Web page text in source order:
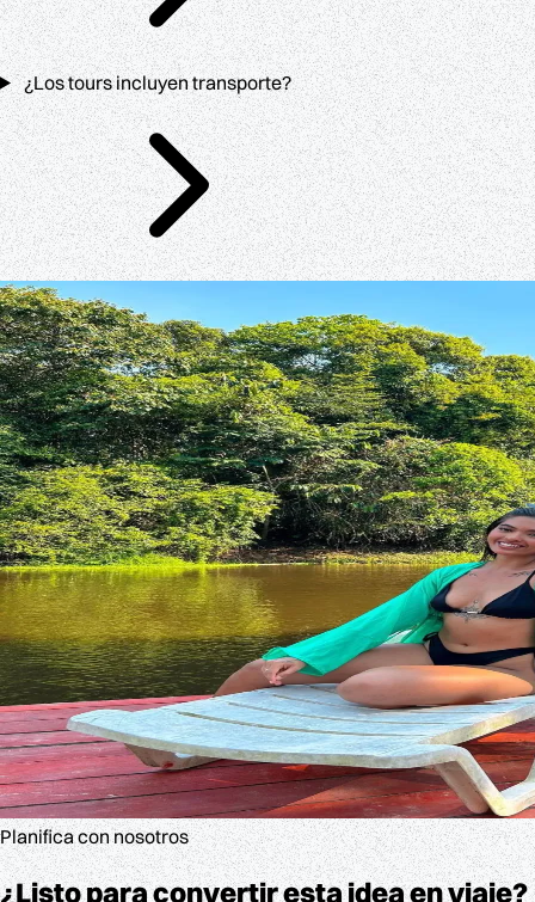
¿Los tours incluyen transporte?
Planifica con nosotros
¿Listo para convertir esta idea en viaje?